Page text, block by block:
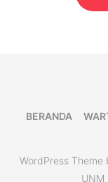
BERANDA
WordPress Theme
UNM